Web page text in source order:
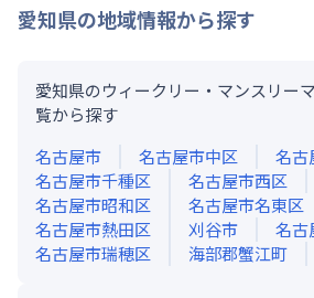
愛知県の地域情報から探す
愛知県のウィークリー・マンスリー
覧から探す
名古屋市
名古屋市中区
名古
名古屋市千種区
名古屋市西区
名古屋市昭和区
名古屋市名東区
名古屋市熱田区
刈谷市
名古
名古屋市瑞穂区
海部郡蟹江町